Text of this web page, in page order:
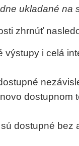
ukladané na
zhrnúť
výstupy i celá
dostupnom
dostupné bez